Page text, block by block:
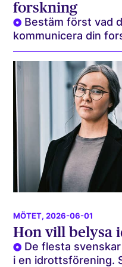
forskning
Bestäm först vad
kommunicera din
MÖTET, 2026-06-01
Hon vill belysa
De flesta
i en idrottsförening.